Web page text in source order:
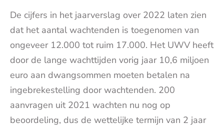
De cijfers in het jaarverslag over 2022 laten zien
dat het aantal wachtenden is toegenomen van
ongeveer 12.000 tot ruim 17.000. Het UWV heeft
door de lange wachttijden vorig jaar 10,6 miljoen
euro aan dwangsommen moeten betalen na
ingebrekestelling door wachtenden. 200
aanvragen uit 2021 wachten nu nog op
beoordeling, dus de wettelijke termijn van 2 jaar